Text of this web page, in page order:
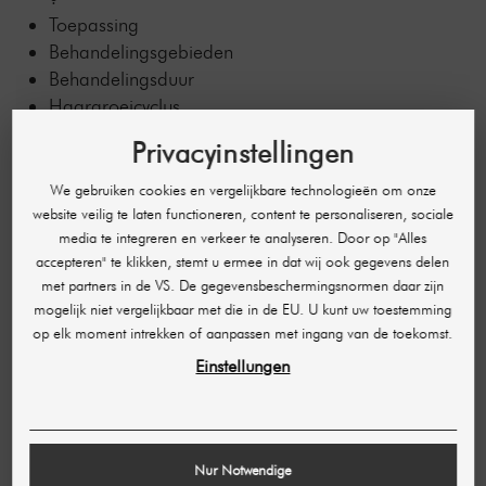
Toepassing
Behandelingsgebieden
Behandelingsduur
Haargroeicyclus
Preventieve maatregelen
Klantenraadpleging, medische voorgeschiedenis
Veiligheidsinstructies
Wat niet bestraald mag worden
Prijzen van de behandeling
Wat is huidverjonging met IPL-SHR
Doel van de behandeling
Behandelingsintervallen
Behandelinstructies voor huidverjonging
Privacyinstellingen
We gebruiken cookies en vergelijkbare technologieën om onze
website veilig te laten functioneren, content te personaliseren, sociale
media te integreren en verkeer te analyseren. Door op "Alles
accepteren" te klikken, stemt u ermee in dat wij ook gegevens delen
met partners in de VS. De gegevensbeschermingsnormen daar zijn
mogelijk niet vergelijkbaar met die in de EU. U kunt uw toestemming
op elk moment intrekken of aanpassen met ingang van de toekomst.
Einstellungen
Nur Notwendige